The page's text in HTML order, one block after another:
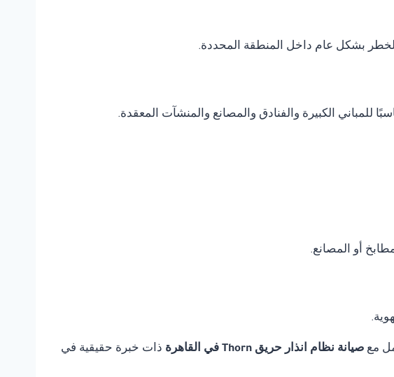
بشكل عام داخل المنطقة المحددة.
للمباني الكبيرة والفنادق والمصانع والمنشآت المعقدة.
أو المصانع.
مع صيانة نظام انذار حريق Thorn في القاهرة
ذات خبرة حقيقية في